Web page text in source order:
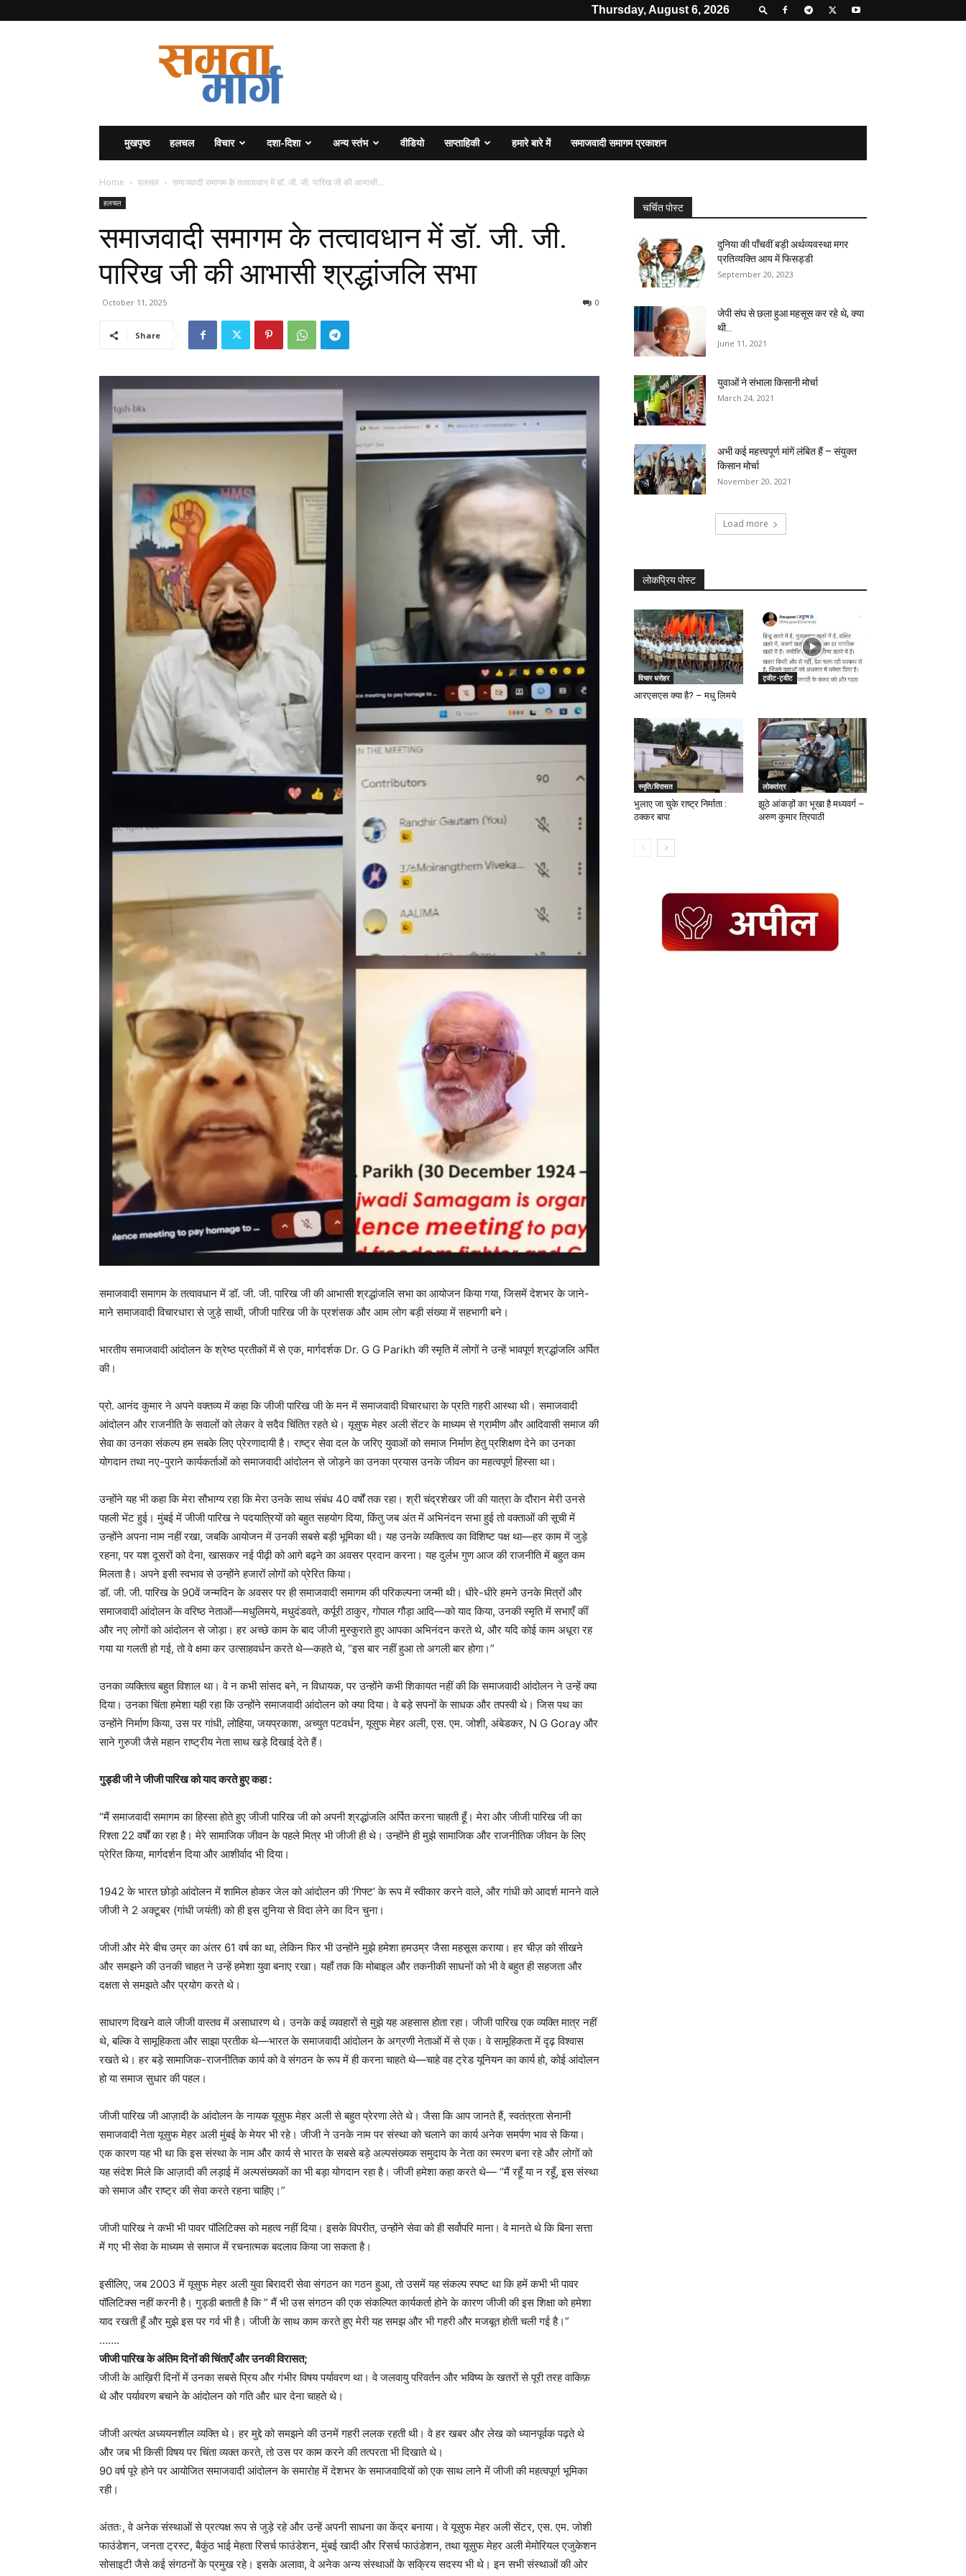
Thursday, August 6, 2026
मुखपृष्ठ हलचल विचार दशा-दिशा अन्य स्तंभ वीडियो साप्ताहिकी हमारे बारे में समाजवादी समागम प्रकाशन
Home हलचल समाजवादी समागम के तत्वावधान में डॉ. जी. जी. पारिख जी की आभासी...
हलचल
समाजवादी समागम के तत्वावधान में डॉ. जी. जी.
पारिख जी की आभासी श्रद्धांजलि सभा
October 11, 2025 0
Share
समाजवादी समागम के तत्वावधान में डॉ. जी. जी. पारिख जी की आभासी श्रद्धांजलि सभा का आयोजन किया गया, जिसमें देशभर के जाने-
माने समाजवादी विचारधारा से जुड़े साथी, जीजी पारिख जी के प्रशंसक और आम लोग बड़ी संख्या में सहभागी बने।
भारतीय समाजवादी आंदोलन के श्रेष्ठ प्रतीकों में से एक, मार्गदर्शक Dr. G G Parikh की स्मृति में लोगों ने उन्हें भावपूर्ण श्रद्धांजलि अर्पित
की।
प्रो. आनंद कुमार ने अपने वक्तव्य में कहा कि जीजी पारिख जी के मन में समाजवादी विचारधारा के प्रति गहरी आस्था थी। समाजवादी
आंदोलन और राजनीति के सवालों को लेकर वे सदैव चिंतित रहते थे। यूसुफ मेहर अली सेंटर के माध्यम से ग्रामीण और आदिवासी समाज की
सेवा का उनका संकल्प हम सबके लिए प्रेरणादायी है। राष्ट्र सेवा दल के जरिए युवाओं को समाज निर्माण हेतु प्रशिक्षण देने का उनका
योगदान तथा नए-पुराने कार्यकर्ताओं को समाजवादी आंदोलन से जोड़ने का उनका प्रयास उनके जीवन का महत्वपूर्ण हिस्सा था।
उन्होंने यह भी कहा कि मेरा सौभाग्य रहा कि मेरा उनके साथ संबंध 40 वर्षों तक रहा। श्री चंद्रशेखर जी की यात्रा के दौरान मेरी उनसे
पहली भेंट हुई। मुंबई में जीजी पारिख ने पदयात्रियों को बहुत सहयोग दिया, किंतु जब अंत में अभिनंदन सभा हुई तो वक्ताओं की सूची में
उन्होंने अपना नाम नहीं रखा, जबकि आयोजन में उनकी सबसे बड़ी भूमिका थी। यह उनके व्यक्तित्व का विशिष्ट पक्ष था—हर काम में जुड़े
रहना, पर यश दूसरों को देना, खासकर नई पीढ़ी को आगे बढ़ने का अवसर प्रदान करना। यह दुर्लभ गुण आज की राजनीति में बहुत कम
मिलता है। अपने इसी स्वभाव से उन्होंने हजारों लोगों को प्रेरित किया।
डॉ. जी. जी. पारिख के 90वें जन्मदिन के अवसर पर ही समाजवादी समागम की परिकल्पना जन्मी थी। धीरे-धीरे हमने उनके मित्रों और
समाजवादी आंदोलन के वरिष्ठ नेताओं—मधुलिमये, मधुदंडवते, कर्पूरी ठाकुर, गोपाल गौड़ा आदि—को याद किया, उनकी स्मृति में सभाएँ कीं
और नए लोगों को आंदोलन से जोड़ा। हर अच्छे काम के बाद जीजी मुस्कुराते हुए आपका अभिनंदन करते थे, और यदि कोई काम अधूरा रह
गया या गलती हो गई, तो वे क्षमा कर उत्साहवर्धन करते थे—कहते थे, “इस बार नहीं हुआ तो अगली बार होगा।”
उनका व्यक्तित्व बहुत विशाल था। वे न कभी सांसद बने, न विधायक, पर उन्होंने कभी शिकायत नहीं की कि समाजवादी आंदोलन ने उन्हें क्या
दिया। उनका चिंता हमेशा यही रहा कि उन्होंने समाजवादी आंदोलन को क्या दिया। वे बड़े सपनों के साधक और तपस्वी थे। जिस पथ का
उन्होंने निर्माण किया, उस पर गांधी, लोहिया, जयप्रकाश, अच्युत पटवर्धन, यूसुफ मेहर अली, एस. एम. जोशी, अंबेडकर, N G Goray और
साने गुरुजी जैसे महान राष्ट्रीय नेता साथ खड़े दिखाई देते हैं।
गुड्डी जी ने जीजी पारिख को याद करते हुए कहा :
“मैं समाजवादी समागम का हिस्सा होते हुए जीजी पारिख जी को अपनी श्रद्धांजलि अर्पित करना चाहती हूँ। मेरा और जीजी पारिख जी का
रिश्ता 22 वर्षों का रहा है। मेरे सामाजिक जीवन के पहले मित्र भी जीजी ही थे। उन्होंने ही मुझे सामाजिक और राजनीतिक जीवन के लिए
प्रेरित किया, मार्गदर्शन दिया और आशीर्वाद भी दिया।
1942 के भारत छोड़ो आंदोलन में शामिल होकर जेल को आंदोलन की ‘गिफ्ट’ के रूप में स्वीकार करने वाले, और गांधी को आदर्श मानने वाले
जीजी ने 2 अक्टूबर (गांधी जयंती) को ही इस दुनिया से विदा लेने का दिन चुना।
जीजी और मेरे बीच उम्र का अंतर 61 वर्ष का था, लेकिन फिर भी उन्होंने मुझे हमेशा हमउम्र जैसा महसूस कराया। हर चीज़ को सीखने
और समझने की उनकी चाहत ने उन्हें हमेशा युवा बनाए रखा। यहाँ तक कि मोबाइल और तकनीकी साधनों को भी वे बहुत ही सहजता और
दक्षता से समझते और प्रयोग करते थे।
साधारण दिखने वाले जीजी वास्तव में असाधारण थे। उनके कई व्यवहारों से मुझे यह अहसास होता रहा। जीजी पारिख एक व्यक्ति मात्र नहीं
थे, बल्कि वे सामूहिकता और साझा प्रतीक थे—भारत के समाजवादी आंदोलन के अग्रणी नेताओं में से एक। वे सामूहिकता में दृढ़ विश्वास
रखते थे। हर बड़े सामाजिक-राजनीतिक कार्य को वे संगठन के रूप में ही करना चाहते थे—चाहे वह ट्रेड यूनियन का कार्य हो, कोई आंदोलन
हो या समाज सुधार की पहल।
जीजी पारिख जी आज़ादी के आंदोलन के नायक यूसुफ मेहर अली से बहुत प्रेरणा लेते थे। जैसा कि आप जानते हैं, स्वतंत्रता सेनानी
समाजवादी नेता यूसुफ मेहर अली मुंबई के मेयर भी रहे। जीजी ने उनके नाम पर संस्था को चलाने का कार्य अनेक समर्पण भाव से किया।
एक कारण यह भी था कि इस संस्था के नाम और कार्य से भारत के सबसे बड़े अल्पसंख्यक समुदाय के नेता का स्मरण बना रहे और लोगों को
यह संदेश मिले कि आज़ादी की लड़ाई में अल्पसंख्यकों का भी बड़ा योगदान रहा है। जीजी हमेशा कहा करते थे— “मैं रहूँ या न रहूँ, इस संस्था
को समाज और राष्ट्र की सेवा करते रहना चाहिए।”
जीजी पारिख ने कभी भी पावर पॉलिटिक्स को महत्व नहीं दिया। इसके विपरीत, उन्होंने सेवा को ही सर्वोपरि माना। वे मानते थे कि बिना सत्ता
में गए भी सेवा के माध्यम से समाज में रचनात्मक बदलाव किया जा सकता है।
इसीलिए, जब 2003 में यूसुफ मेहर अली युवा बिरादरी सेवा संगठन का गठन हुआ, तो उसमें यह संकल्प स्पष्ट था कि हमें कभी भी पावर
पॉलिटिक्स नहीं करनी है। गुड्डी बताती है कि ” मैं भी उस संगठन की एक संकल्पित कार्यकर्ता होने के कारण जीजी की इस शिक्षा को हमेशा
याद रखती हूँ और मुझे इस पर गर्व भी है। जीजी के साथ काम करते हुए मेरी यह समझ और भी गहरी और मजबूत होती चली गई है।”
…….
जीजी पारिख के अंतिम दिनों की चिंताएँ और उनकी विरासत;
जीजी के आख़िरी दिनों में उनका सबसे प्रिय और गंभीर विषय पर्यावरण था। वे जलवायु परिवर्तन और भविष्य के खतरों से पूरी तरह वाकिफ़
थे और पर्यावरण बचाने के आंदोलन को गति और धार देना चाहते थे।
जीजी अत्यंत अध्ययनशील व्यक्ति थे। हर मुद्दे को समझने की उनमें गहरी ललक रहती थी। वे हर खबर और लेख को ध्यानपूर्वक पढ़ते थे
और जब भी किसी विषय पर चिंता व्यक्त करते, तो उस पर काम करने की तत्परता भी दिखाते थे।
90 वर्ष पूरे होने पर आयोजित समाजवादी आंदोलन के समारोह में देशभर के समाजवादियों को एक साथ लाने में जीजी की महत्वपूर्ण भूमिका
रही।
अंततः, वे अनेक संस्थाओं से प्रत्यक्ष रूप से जुड़े रहे और उन्हें अपनी साधना का केंद्र बनाया। वे यूसुफ मेहर अली सेंटर, एस. एम. जोशी
फाउंडेशन, जनता ट्रस्ट, बैकुंठ भाई मेहता रिसर्च फाउंडेशन, मुंबई खादी और रिसर्च फाउंडेशन, तथा यूसुफ मेहर अली मेमोरियल एजुकेशन
सोसाइटी जैसे कई संगठनों के प्रमुख रहे। इसके अलावा, वे अनेक अन्य संस्थाओं के सक्रिय सदस्य भी थे। इन सभी संस्थाओं की ओर
चर्चित पोस्ट
दुनिया की पॉंचवीं बड़ी अर्थव्यवस्था मगर
प्रतिव्यक्ति आय में फिसड्डी
September 20, 2023
जेपी संघ से छला हुआ महसूस कर रहे थे, क्या
थी...
June 11, 2021
युवाओं ने संभाला किसानी मोर्चा
March 24, 2021
अभी कई महत्त्वपूर्ण मांगें लंबित हैं – संयुक्त
किसान मोर्चा
November 20, 2021
Load more
लोकप्रिय पोस्ट
विचार धरोहर
आरएसएस क्या है? – मधु लिमये
ट्वीट-ट्वीट
स्मृति/विरासत
भुलाए जा चुके राष्ट्र निर्माता :
ठक्कर बापा
लोकतंत्र
झूठे आंकड़ों का भूखा है मध्यवर्ग –
अरुण कुमार त्रिपाठी